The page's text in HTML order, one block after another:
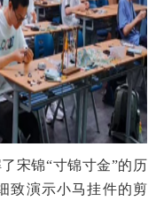
宋锦“寸锦寸金”的历
致演示小马挂件的剪